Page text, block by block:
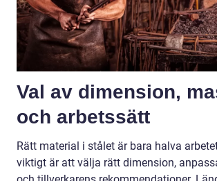
Val av dimension,
och arbetssätt
Rätt material i stålet är bara halva
viktigt är att välja rätt dimension,